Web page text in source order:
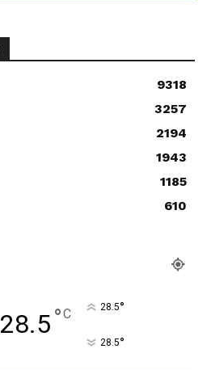
9318
3257
2194
1943
1185
610
28.5°C 28.5°
28.5°